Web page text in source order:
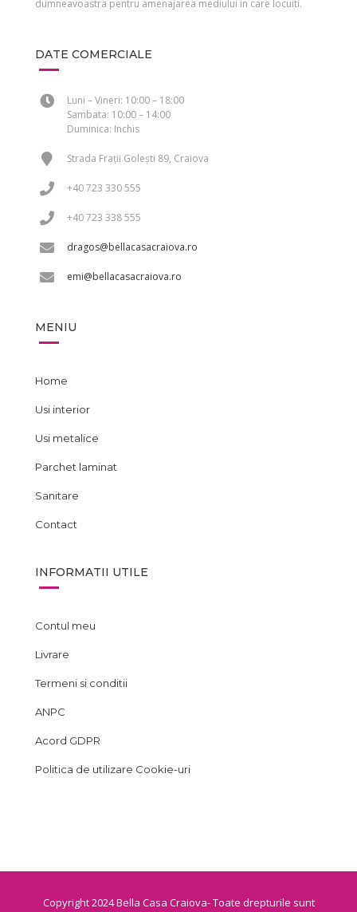
dumneavoastra pentru amenajarea mediului in care locuiti.
DATE COMERCIALE
Luni – Vineri: 10:00 – 18:00
Sambata: 10:00 – 14:00
Duminica: Inchis
Strada Frații Golești 89, Craiova
+40 723 330 555
+40 723 338 555
dragos@bellacasacraiova.ro
emi@bellacasacraiova.ro
MENIU
Home
Usi interior
Usi metalice
Parchet laminat
Sanitare
Contact
INFORMATII UTILE
Contul meu
Livrare
Termeni si conditii
ANPC
Acord GDPR
Politica de utilizare Cookie-uri
Copyright 2024 Bella Casa Craiova- Toate drepturile sunt